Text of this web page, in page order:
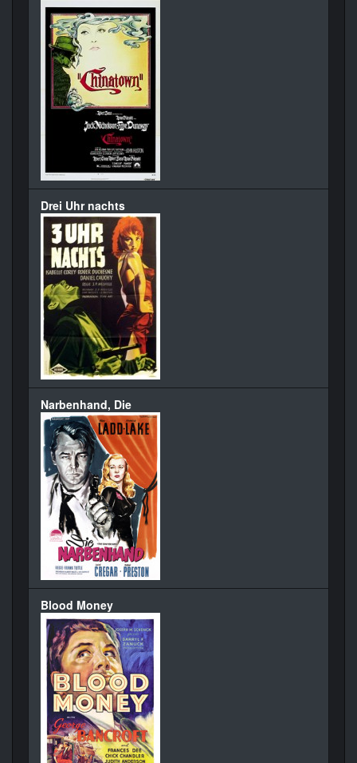
Drei Uhr nachts
Narbenhand, Die
Blood Money